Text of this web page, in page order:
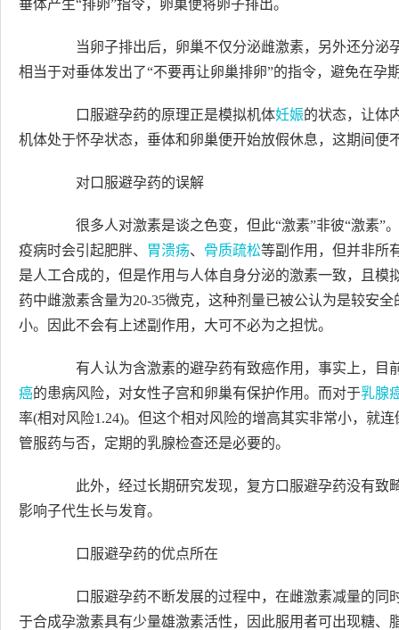
垂体产生“排卵”指令，卵巢便将卵子排出。
当卵子排出后，卵巢不仅分泌雌激素，另外还分泌
相当于对垂体发出了“不要再让卵巢排卵”的指令，避免在孕
口服避孕药的原理正是模拟机体妊娠的状态，让体
机体处于怀孕状态，垂体和卵巢便开始放假休息，这期间便
对口服避孕药的误解
很多人对激素是谈之色变，但此“激素”非彼“激素”
疫病时会引起肥胖、
胃溃疡、 骨质疏松等副作用，但并非所
是人工合成的，但是作用与人体自身分泌的激素一致，且
药中雌激素含量为20-35微克，这种剂量已被公认为是较安
小。因此不会有上述副作用，大可不必为之担忧。
有人认为含激素的避孕药有致癌作用，事实上，目
癌的患病风险，对女性子宫和卵巢有保护作用。而对于乳腺
率(相对风险1.24)。但这个相对风险的增高其实非常小，就
管服药与否，定期的乳腺检查还是必要的。
此外，经过长期研究发现，复方口服避孕药没有致
影响子代生长与发育。
口服避孕药的优点所在
口服避孕药不断发展的过程中，在雌激素减量的同
于合成孕激素具有少量雄激素活性，因此服用者可出现糖、